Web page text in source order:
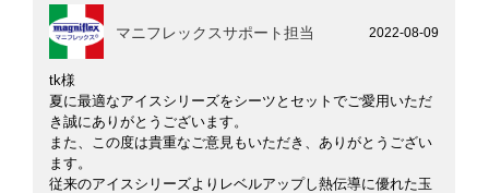
マニフレックスサポート担当 2022-08-09
tk様
夏に最適なアイスシリーズをシーツとセットでご愛用いただ
き誠にありがとうございます。
また、この度は貴重なご意見もいただき、ありがとうござい
ます。
従来のアイスシリーズよりレベルアップし熱伝導に優れた玉